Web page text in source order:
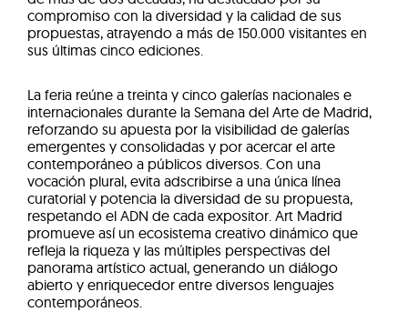
compromiso con la diversidad y la calidad de sus
propuestas, atrayendo a más de 150.000 visitantes en
sus últimas cinco ediciones.
La feria reúne a treinta y cinco galerías nacionales e
internacionales durante la Semana del Arte de Madrid,
reforzando su apuesta por la visibilidad de galerías
emergentes y consolidadas y por acercar el arte
contemporáneo a públicos diversos. Con una
vocación plural, evita adscribirse a una única línea
curatorial y potencia la diversidad de su propuesta,
respetando el ADN de cada expositor. Art Madrid
promueve así un ecosistema creativo dinámico que
refleja la riqueza y las múltiples perspectivas del
panorama artístico actual, generando un diálogo
abierto y enriquecedor entre diversos lenguajes
contemporáneos.